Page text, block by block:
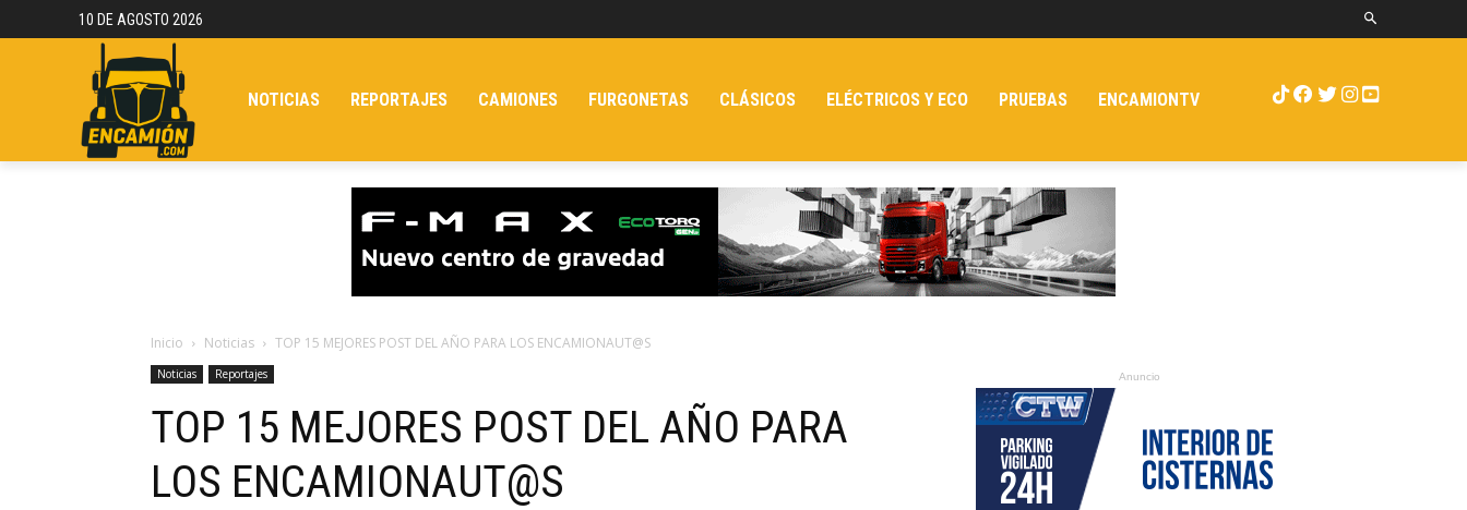
10 DE AGOSTO 2026
NOTICIAS REPORTAJES CAMIONES FURGONETAS CLÁSICOS ELÉCTRICOS Y ECO PRUEBAS ENCAMIONTV
Inicio Noticias TOP 15 MEJORES POST DEL AÑO PARA LOS ENCAMIONAUT@S
Noticias Reportajes
TOP 15 MEJORES POST DEL AÑO PARA
LOS ENCAMIONAUT@S
Anuncio